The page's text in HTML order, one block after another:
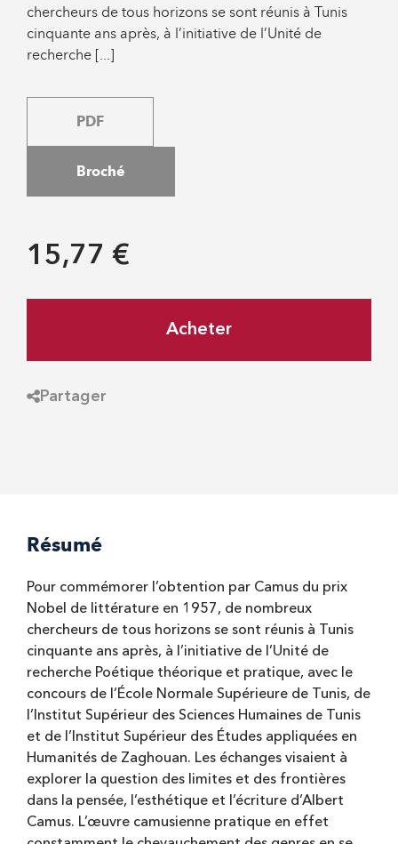
chercheurs de tous horizons se sont réunis à Tunis
cinquante ans après, à l’initiative de l’Unité de
recherche [...]
PDF
Broché
15,77 €
Acheter
Partager
Résumé
Pour commémorer l’obtention par Camus du prix
Nobel de littérature en 1957, de nombreux
chercheurs de tous horizons se sont réunis à Tunis
cinquante ans après, à l’initiative de l’Unité de
recherche Poétique théorique et pratique, avec le
concours de l’École Normale Supérieure de Tunis, de
l’Institut Supérieur des Sciences Humaines de Tunis
et de l’Institut Supérieur des Études appliquées en
Humanités de Zaghouan. Les échanges visaient à
explorer la question des limites et des frontières
dans la pensée, l’esthétique et l’écriture d’Albert
Camus. L’œuvre camusienne pratique en effet